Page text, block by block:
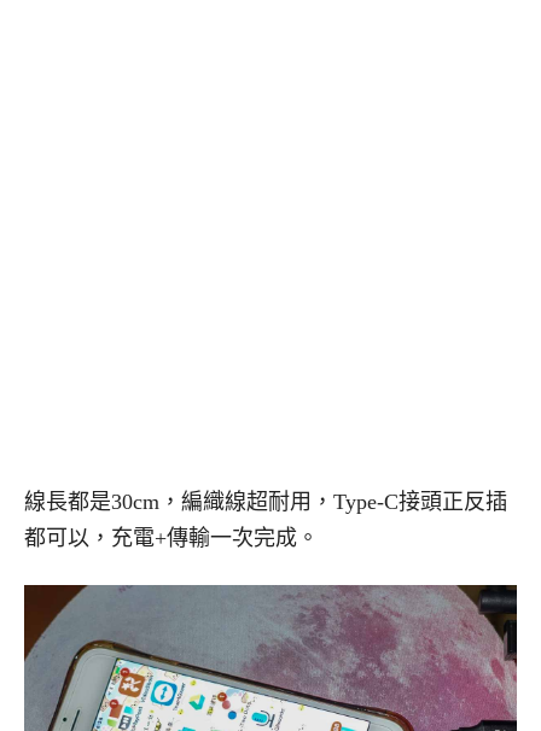
線長都是30cm，編織線超耐用，Type-C接頭正反插
都可以，充電+傳輸一次完成。